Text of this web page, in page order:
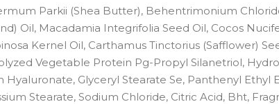
Parkii (Shea Butter), Behentrimonium
Oil, Macadamia Integrifolia Seed Oil, Cocos
Kernel Oil, Carthamus Tinctorius (Safflower)
Vegetable Protein Pg-Propyl Silanetriol,
Glyceryl Stearate Se, Panthenyl Ethyl
Stearate, Sodium Chloride, Citric Acid, Bht,